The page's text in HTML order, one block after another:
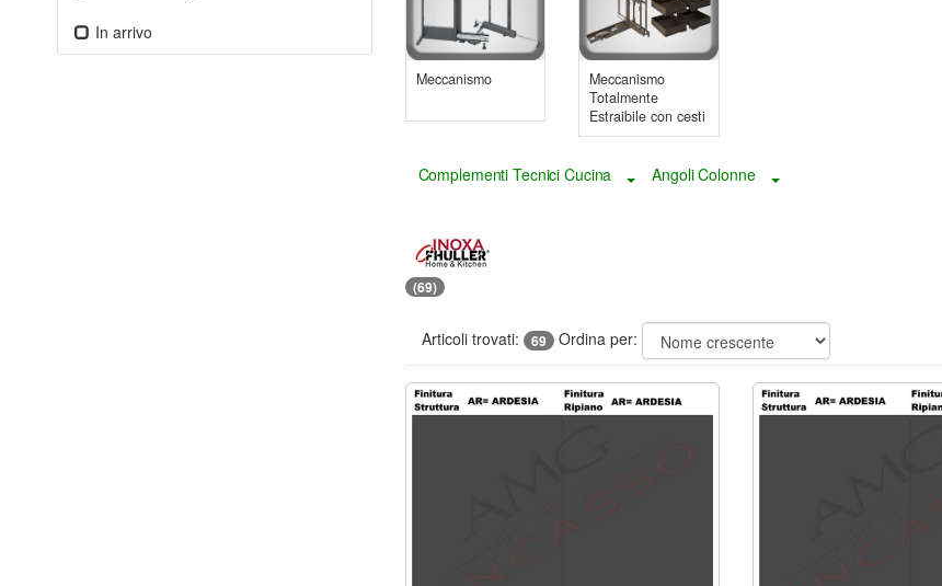
Meccanismo
Meccanismo
Totalmente
Estraibile con cesti
Complementi Tecnici Cucina Toggle Dropdown
Angoli Colonne Toggle Dropdown
(69)
Articoli trovati: 69 Ordina per:
In arrivo